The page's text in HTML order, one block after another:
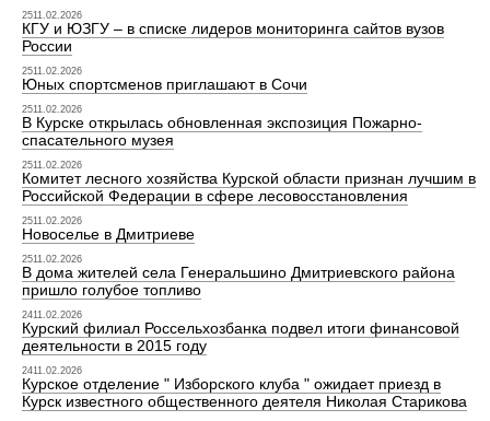
2511.02.2026
КГУ и ЮЗГУ – в списке лидеров мониторинга сайтов вузов
России
2511.02.2026
Юных спортсменов приглашают в Сочи
2511.02.2026
В Курске открылась обновленная экспозиция Пожарно-
спасательного музея
2511.02.2026
Комитет лесного хозяйства Курской области признан лучшим в
Российской Федерации в сфере лесовосстановления
2511.02.2026
Новоселье в Дмитриеве
2511.02.2026
В дома жителей села Генеральшино Дмитриевского района
пришло голубое топливо
2411.02.2026
Курский филиал Россельхозбанка подвел итоги финансовой
деятельности в 2015 году
2411.02.2026
Курское отделение " Изборского клуба " ожидает приезд в
Курск известного общественного деятеля Николая Старикова